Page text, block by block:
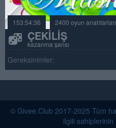
153:54:36 2400 oyun
ÇEKILIŞ
kazanma şansı
Gereksinimler:
© Givee.Club 2017-2025 Tüm
ilgili